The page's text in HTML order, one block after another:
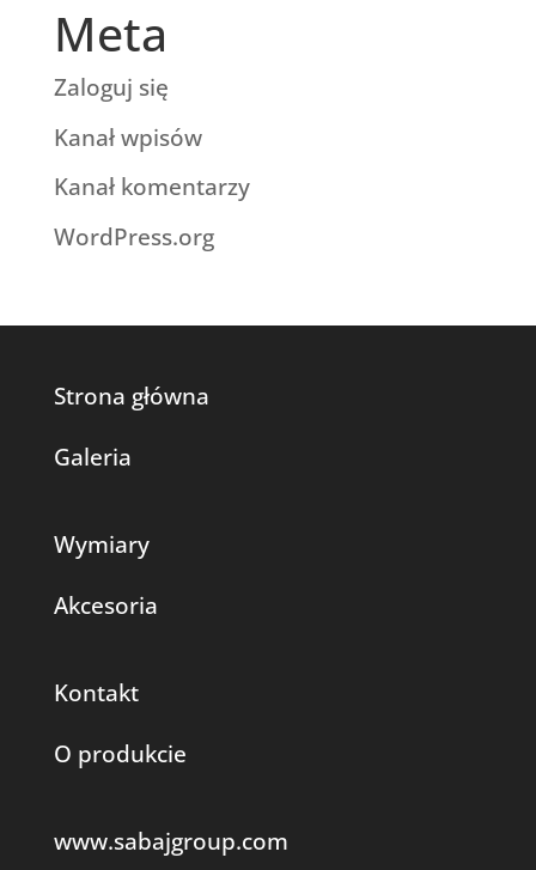
Meta
Zaloguj się
Kanał wpisów
Kanał komentarzy
WordPress.org
Strona główna
Galeria
Wymiary
Akcesoria
Kontakt
O produkcie
www.sabajgroup.com